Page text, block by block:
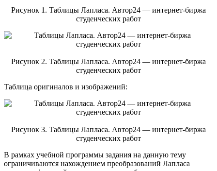
Рисунок 1. Таблицы Лапласа. Автор24 — интернет-биржа
студенческих работ
Рисунок 2. Таблицы Лапласа. Автор24 — интернет-биржа
студенческих работ
Таблица оригиналов и изображений:
Рисунок 3. Таблицы Лапласа. Автор24 — интернет-биржа
студенческих работ
В рамках учебной программы задания на данную тему
ограничиваются нахождением преобразований Лапласа